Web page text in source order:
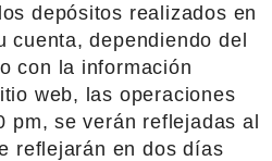
depósitos realizados en
cuenta, dependiendo del
con la información
web, las operaciones
pm, se verán reflejadas al
reflejarán en dos días